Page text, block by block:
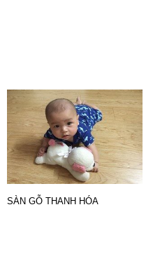
SÀN GỖ THANH HÓA